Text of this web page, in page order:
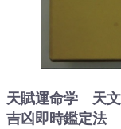
天賦運命学 天
吉凶即時鑑定法